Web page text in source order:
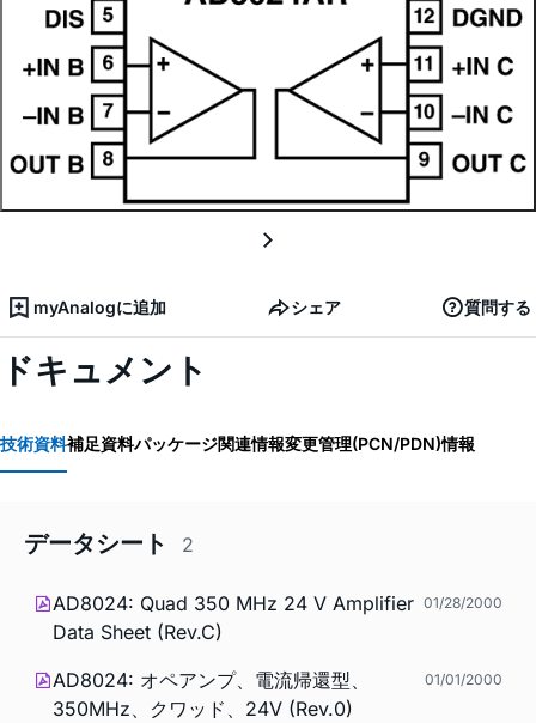
myAnalogに追加 シェア 質問する
ドキュメント
技術資料補足資料パッケージ関連情報変更管理(PCN/PDN)情報
データシート 2
AD8024: Quad 350 MHz 24 V Amplifier
Data Sheet (Rev.C)
01/28/2000
AD8024: オペアンプ、電流帰還型、
350MHz、クワッド、24V (Rev.0)
01/01/2000